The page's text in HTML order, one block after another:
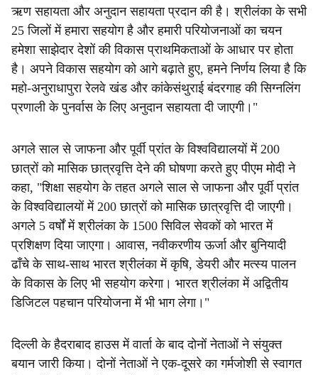
ऋण सहायता और अनुदान सहायता प्रदान की है। श्रीलंका के सभी
25 जिलों में हमारा सहयोग है और हमारी परियोजनाओं का चयन
हमेशा साझेदार देशों की विकास प्राथमिकताओं के आधार पर होता
है। अपने विकास सहयोग को आगे बढ़ाते हुए, हमने निर्णय लिया है कि
महो-अनुराधापुरा रेलवे खंड और कांकेसंथुराई बंदरगाह की सिग्नलिंग
प्रणाली के पुनर्वास के लिए अनुदान सहायता दी जाएगी।"
अगले साल से जाफना और पूर्वी प्रांत के विश्वविद्यालयों में 200
छात्रों को मासिक छात्रवृत्ति देने की घोषणा करते हुए पीएम मोदी ने
कहा, "शिक्षा सहयोग के तहत अगले साल से जाफना और पूर्वी प्रांत
के विश्वविद्यालयों में 200 छात्रों को मासिक छात्रवृत्ति दी जाएगी।
अगले 5 वर्षों में श्रीलंका के 1500 सिविल सेवकों को भारत में
प्रशिक्षण दिया जाएगा। आवास, नवीकरणीय ऊर्जा और बुनियादी
ढाँचे के साथ-साथ भारत श्रीलंका में कृषि, डेयरी और मत्स्य पालन
के विकास के लिए भी सहयोग करेगा। भारत श्रीलंका में अद्वितीय
डिजिटल पहचान परियोजना में भी भाग लेगा।"
दिल्ली के हैदराबाद हाउस में वार्ता के बाद दोनों नेताओं ने संयुक्त
बयान जारी किया। दोनों नेताओं ने एक-दूसरे का गर्मजोशी से स्वागत